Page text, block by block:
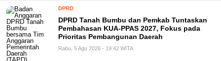
DPRD
DPRD Tanah Bumbu dan Pemkab Tuntaskan
Pembahasan KUA-PPAS 2027, Fokus pada
Prioritas Pembangunan Daerah
Rabu, 5 Agu 2026 - 19:42 WITA